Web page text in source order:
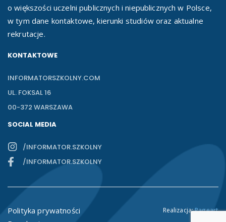
o większości uczelni publicznych i niepublicznych w Polsce,
w tym dane kontaktowe, kierunki studiów oraz aktualne
rekrutacje.
KONTAKTOWE
INFORMATORSZKOLNY.COM
UL. FOKSAL 16
00-372 WARSZAWA
SOCIAL MEDIA
/INFORMATOR.SZKOLNY
/INFORMATOR.SZKOLNY
Realizacja:Pageart
Polityka prywatności